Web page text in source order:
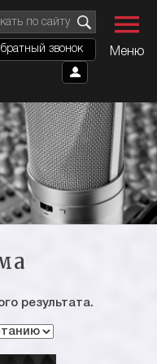
звонок Меню
результата.